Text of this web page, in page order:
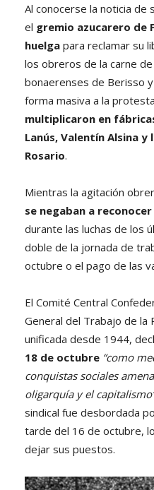
Al conocerse la noticia de
el gremio azucarero de
huelga para reclamar su
los obreros de la carne
bonaerenses de Berisso
forma masiva a la
multiplicaron en
Lanús, Valentín Alsina
Rosario.
Mientras la agitación
se negaban a
durante las luchas de los
doble de la jornada de
octubre o el pago de las
El Comité Central
General del Trabajo de la
unificada desde 1944,
18 de octubre “como
conquistas sociales
oligarquía y el
sindical fue desbordada
tarde del 16 de octubre,
dejar sus puestos.